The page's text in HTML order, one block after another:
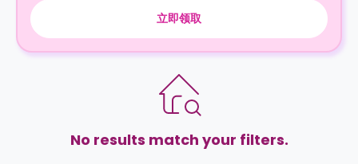
立即领取
No results match your filters.